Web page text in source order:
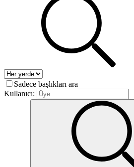
Sadece başlıkları ara
Kullanıcı: